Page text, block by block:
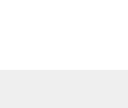
мир